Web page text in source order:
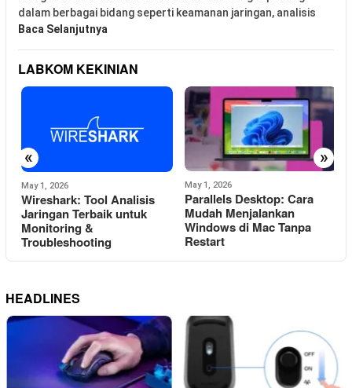
dalam berbagai bidang seperti keamanan jaringan, analisis
Baca Selanjutnya
LABKOM KEKINIAN
« »
May 1, 2026
Wireshark: Tool Analisis
Jaringan Terbaik untuk
Monitoring &
Troubleshooting
May 1, 2026
Parallels Desktop: Cara
Mudah Menjalankan
Windows di Mac Tanpa
Restart
HEADLINES